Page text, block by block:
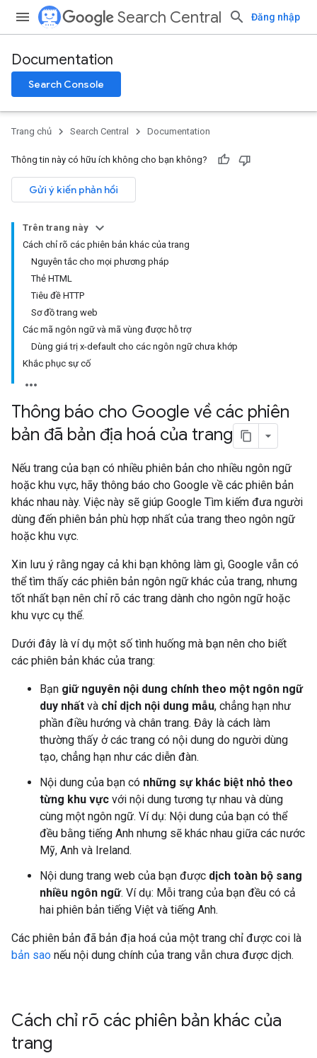
Search Central Đăng nhập
Documentation
Search Console
Trang chủ Search Central Documentation
Thông tin này có hữu ích không cho bạn không?
Gửi ý kiến phản hồi
Trên trang này
Cách chỉ rõ các phiên bản khác của trang
Nguyên tắc cho mọi phương pháp
Thẻ HTML
Tiêu đề HTTP
Sơ đồ trang web
Các mã ngôn ngữ và mã vùng được hỗ trợ
Dùng giá trị x-default cho các ngôn ngữ chưa khớp
Khắc phục sự cố
Thông báo cho Google về các phiên
bản đã bản địa hoá của trang
Nếu trang của bạn có nhiều phiên bản cho nhiều ngôn ngữ
hoặc khu vực, hãy thông báo cho Google về các phiên bản
khác nhau này. Việc này sẽ giúp Google Tìm kiếm đưa người
dùng đến phiên bản phù hợp nhất của trang theo ngôn ngữ
hoặc khu vực.
Xin lưu ý rằng ngay cả khi bạn không làm gì, Google vẫn có
thể tìm thấy các phiên bản ngôn ngữ khác của trang, nhưng
tốt nhất bạn nên chỉ rõ các trang dành cho ngôn ngữ hoặc
khu vực cụ thể.
Dưới đây là ví dụ một số tình huống mà bạn nên cho biết
các phiên bản khác của trang:
Bạn giữ nguyên nội dung chính theo một ngôn ngữ
duy nhất và chỉ dịch nội dung mẫu, chẳng hạn như
phần điều hướng và chân trang. Đây là cách làm
thường thấy ở các trang có nội dung do người dùng
tạo, chẳng hạn như các diễn đàn.
Nội dung của bạn có những sự khác biệt nhỏ theo
từng khu vực với nội dung tương tự nhau và dùng
cùng một ngôn ngữ. Ví dụ: Nội dung của bạn có thể
đều bằng tiếng Anh nhưng sẽ khác nhau giữa các nước
Mỹ, Anh và Ireland.
Nội dung trang web của bạn được dịch toàn bộ sang
nhiều ngôn ngữ. Ví dụ: Mỗi trang của bạn đều có cả
hai phiên bản tiếng Việt và tiếng Anh.
Các phiên bản đã bản địa hoá của một trang chỉ được coi là
bản sao nếu nội dung chính của trang vẫn chưa được dịch.
Cách chỉ rõ các phiên bản khác của
trang